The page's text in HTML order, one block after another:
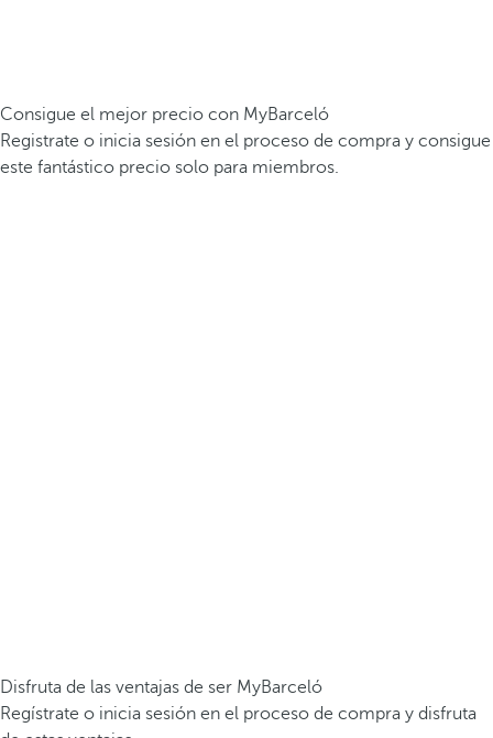
Consigue el mejor precio con MyBarceló
Registrate o inicia sesión en el proceso de compra y consigue
este fantástico precio solo para miembros.
Disfruta de las ventajas de ser MyBarceló
Regístrate o inicia sesión en el proceso de compra y disfruta